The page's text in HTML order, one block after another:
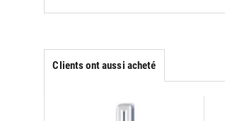
Clients ont aussi acheté